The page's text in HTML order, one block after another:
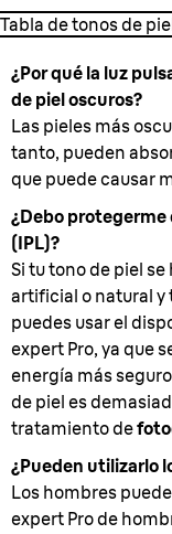
Tabla de tonos de
¿Por qué la luz
de piel oscuros?
Las pieles más
tanto, pueden
que puede causar
¿Debo protegerme
(IPL)?
Si tu tono de piel
artificial o natural y
puedes usar el
expert Pro, ya que
energía más
de piel es
tratamiento de
¿Pueden utilizarlo
Los hombres
expert Pro de